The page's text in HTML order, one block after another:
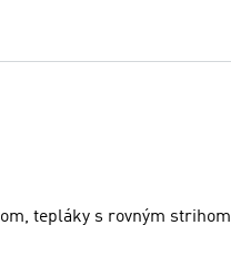
tepláky s rovným strihom